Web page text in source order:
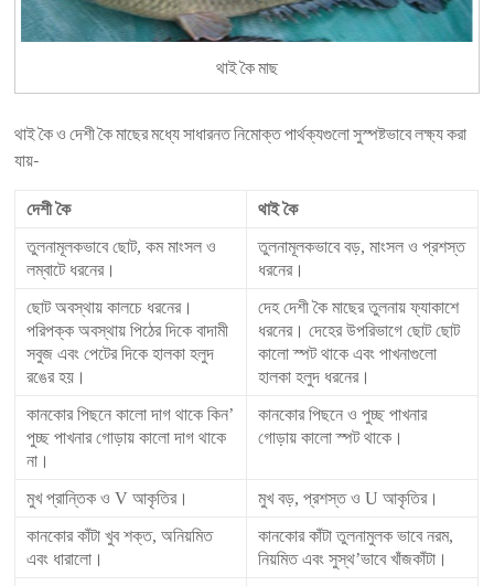
থাই কৈ মাছ
থাই কৈ ও দেশী কৈ মাছের মধ্যে সাধারনত নিমোক্ত পার্থক্যগুলো সুস্পষ্টভাবে লক্ষ্য করা
যায়-
দেশী কৈ
থাই কৈ
তুলনামূলকভাবে ছোট, কম মাংসল ও
লম্বাটে ধরনের।
তুলনামূলকভাবে বড়, মাংসল ও প্রশস্ত
ধরনের।
ছোট অবস্থায় কালচে ধরনের।
পরিপক্ক অবস্থায় পিঠের দিকে বাদামী
সবুজ এবং পেটের দিকে হালকা হলুদ
রঙের হয়।
দেহ দেশী কৈ মাছের তুলনায় ফ্যাকাশে
ধরনের। দেহের উপরিভাগে ছোট ছোট
কালো স্পট থাকে এবং পাখনাগুলো
হালকা হলুদ ধরনের।
কানকোর পিছনে কালো দাগ থাকে কিন’
পুচ্ছ পাখনার গোড়ায় কালো দাগ থাকে
না।
কানকোর পিছনে ও পুচ্ছ পাখনার
গোড়ায় কালো স্পট থাকে।
মুখ প্রান্তিক ও V আকৃতির।
মুখ বড়, প্রশস্ত ও U আকৃতির।
কানকোর কাঁটা খুব শক্ত, অনিয়মিত
এবং ধারালো।
কানকোর কাঁটা তুলনামুলক ভাবে নরম,
নিয়মিত এবং সুস্থ’ভাবে খাঁজকাঁটা।